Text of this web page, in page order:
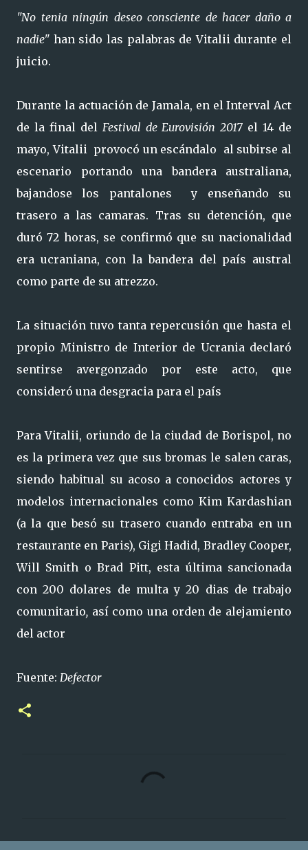
"No tenia ningún deseo consciente de hacer daño a
nadie" han sido las palabras de Vitalii durante el
juicio.
Durante la actuación de Jamala, en el Interval Act
de la final del Festival de Eurovisión 2017 el 14 de
mayo, Vitalii provocó un escándalo al subirse al
escenario portando una bandera australiana,
bajandose los pantalones y enseñando su
trasero a las camaras. Tras su detención, que
duró 72 horas, se confirmó que su nacionalidad
era ucraniana, con la bandera del país austral
como parte de su atrezzo.
La situación tuvo tanta repercusión que hasta el
propio Ministro de Interior de Ucrania declaró
sentirse avergonzado por este acto, que
consideró una desgracia para el país
Para Vitalii, oriundo de la ciudad de Borispol, no
es la primera vez que sus bromas le salen caras,
siendo habitual su acoso a conocidos actores y
modelos internacionales como Kim Kardashian
(a la que besó su trasero cuando entraba en un
restaurante en Paris), Gigi Hadid, Bradley Cooper,
Will Smith o Brad Pitt, esta última sancionada
con 200 dolares de multa y 20 dias de trabajo
comunitario, así como una orden de alejamiento
del actor
Fuente: Defector